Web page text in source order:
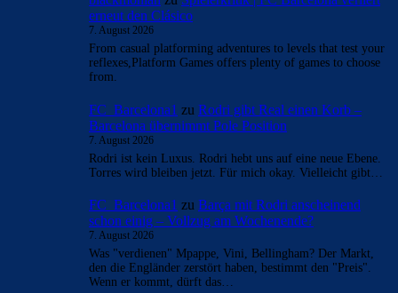
erneut den Clásico
7. August 2026
From casual platforming adventures to levels that test your
reflexes,Platform Games offers plenty of games to choose
from.
FC_Barcelona1 zu Rodri gibt Real einen Korb –
Barcelona übernimmt Pole Position
7. August 2026
Rodri ist kein Luxus. Rodri hebt uns auf eine neue Ebene.
Torres wird bleiben jetzt. Für mich okay. Vielleicht gibt…
FC_Barcelona1 zu Barça mit Rodri anscheinend
schon einig – Vollzug am Wochenende?
7. August 2026
Was "verdienen" Mpappe, Vini, Bellingham? Der Markt,
den die Engländer zerstört haben, bestimmt den "Preis".
Wenn er kommt, dürft das…